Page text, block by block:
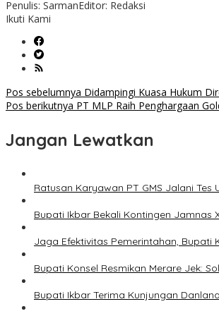
Penulis: SarmanEditor: Redaksi
Ikuti Kami
Navigasi
Pos sebelumnya Didampingi Kuasa Hukum
Pos berikutnya PT MLP Raih Penghargaan
Jangan Lewatkan
Ratusan Karyawan PT GMS Jalani Tes
Bupati Ikbar Bekali Kontingen Jamnas
Jaga Efektivitas Pemerintahan, Bupati
Bupati Konsel Resmikan Merare Jek:
Bupati Ikbar Terima Kunjungan